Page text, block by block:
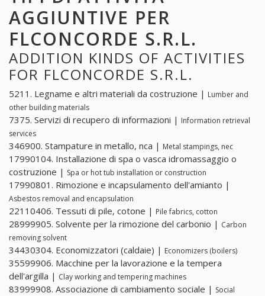
AGGIUNTIVE PER
FLCONCORDE S.R.L.
ADDITION KINDS OF ACTIVITIES
FOR FLCONCORDE S.R.L.
5211. Legname e altri materiali da costruzione | Lumber and
other building materials
7375. Servizi di recupero di informazioni | Information retrieval
services
346900. Stampature in metallo, nca | Metal stampings, nec
17990104. Installazione di spa o vasca idromassaggio o
costruzione | Spa or hot tub installation or construction
17990801. Rimozione e incapsulamento dell'amianto |
Asbestos removal and encapsulation
22110406. Tessuti di pile, cotone | Pile fabrics, cotton
28999905. Solvente per la rimozione del carbonio | Carbon
removing solvent
34430304. Economizzatori (caldaie) | Economizers (boilers)
35599906. Macchine per la lavorazione e la tempera
dell'argilla | Clay working and tempering machines
83999908. Associazione di cambiamento sociale | Social